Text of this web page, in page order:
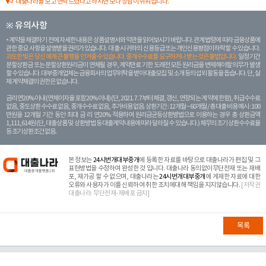
※ 유의사항
계약을 체결하기 전에 자세한 내용은 상품설명서와 약관을 읽어보시기 바랍니다. 관계 법령에 따라 금융상품에
관한 중요 사항을 설명받을 권리가 있습니다. 대 출 시 귀하의 신용등급 또는 개인신용평점이 하락할 수 있습니다.
과도한 빚은 당신 에게 큰 불행을 안겨줄 수 있습니다. 중개수수료를 요구하거나 받는 것은 불법입니다. 일정 기간
분할상환금 또는 분할상환원리금이 연체될 경우, 계약만료 기한 도래전 모든 원리금을 변제해야할 의무가 발생
할 수 있습니다. 대부중개업체는 금융회사의 업무위탁을 받아 대출모집 및 소개 등의 섭외 활동을 돕습니다. 단, 실
제 계약체결의 권한은 없습니다.
금리 연20% 이내 (연체이자율 포함 20% 이내) (단, 2021. 7. 7부터 체결, 갱신, 연장되는 계 약에 한함), 취급수수료
없음, 중도상환 수수료 없음, 중개수수료 없음, 추가비용 없음. 상환기간 : 12개월 ~ 60개월 / 총 대출 비용 예시 : 100
만원을 12개월 기간 동안 최대 금 리 연20% 적용하여 원리금균등상환방법으로 이용하는 경우 총 상환금액
1,111,614원 (단, 대출상품 및 상환방법 등 대출계약 내용에 따라 달라질 수 있습니다.) 채무의 조기 상환수수료율
등 조기상환조건 없음.
본 정보는24시번개대부중개에 등록한 자료를 바탕으로 대출나라가 편집 및 그
표현방법을 수정하여 완성한 것 입니다. 대출나라 동의없이무단전재 또는 재배
포, 재가공 할 수 없으며, 대출나라는24시번개대부중개 에 게재한 자료에 대한
오류와 사용자가 이를 신뢰하여 취한 조치에대해 책임을 지지않습니다. [저작권
대출나라. 무단전재-재배포 금지]
목록